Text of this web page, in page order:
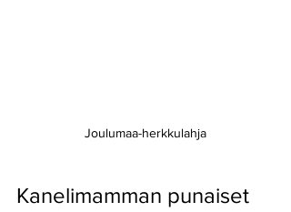
Joulumaa-herkkulahja
Kanelimamman punaiset